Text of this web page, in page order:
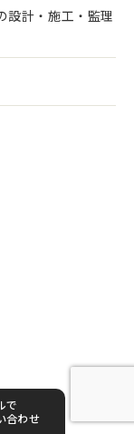
で
合わせ
設計・施工・監理